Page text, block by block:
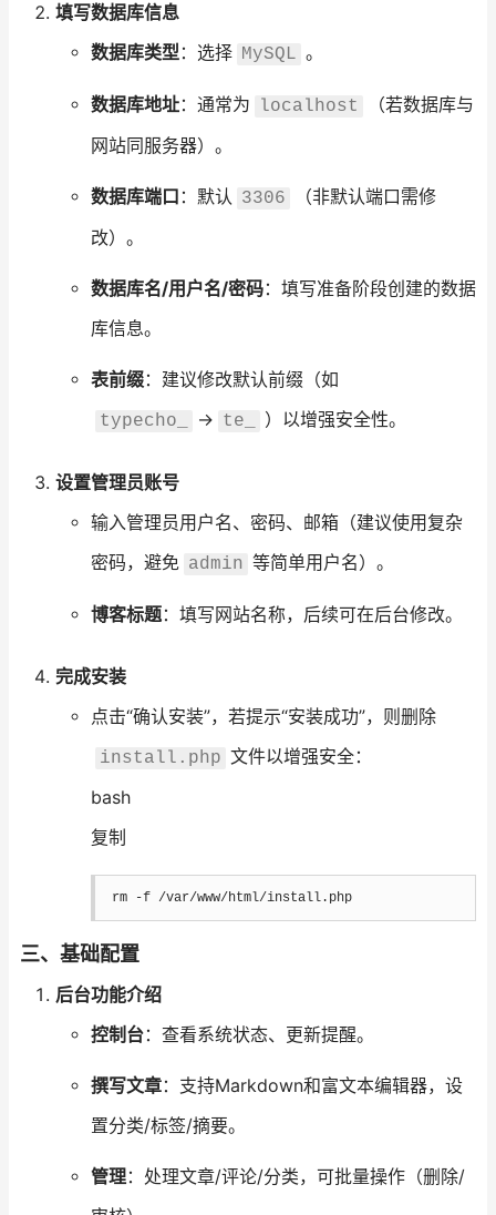
填写数据库信息
数据库类型 ：选择 MySQL 。
数据库地址：通常为 localhost
（若数据库与
网站同服务器）。
数据库端口 ：默认 3306
（非默认端口需修
改）。
数据库名/用户名/密码：填写准备阶段创建的数据
库信息。
表前缀：建议修改默认前缀（如
typecho_ → te_ ）以增强安全性。
设置管理员账号
输入管理员用户名、密码、邮箱（建议使用复杂
密码，避免 admin 等简单用户名）。
博客标题：填写网站名称，后续可在后台修改。
完成安装
点击“确认安装”，若提示“安装成功”，则删除
install.php 文件以增强安全：
bash
复制
rm -f /var/www/html/install.php
三、基础配置
后台功能介绍
控制台：查看系统状态、更新提醒。
撰写文章：支持Markdown和富文本编辑器，设
置分类/标签/摘要。
管理：处理文章/评论/分类，可批量操作（删除/